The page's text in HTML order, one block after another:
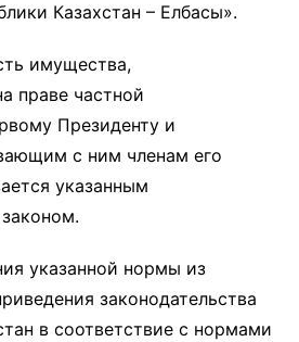
Казахстан – Елбасы».
имущества,
праве частной
Президенту и
с ним членам его
указанным
указанной нормы из
законодательства
в соответствие с нормами